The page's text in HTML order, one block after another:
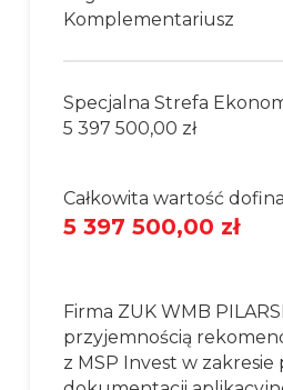
Komplementariusz
Specjalna Strefa
5 397 500,00 zł
Całkowita wartość
5 397 500,00 zł
Firma ZUK WMB
przyjemnością
z MSP Invest w